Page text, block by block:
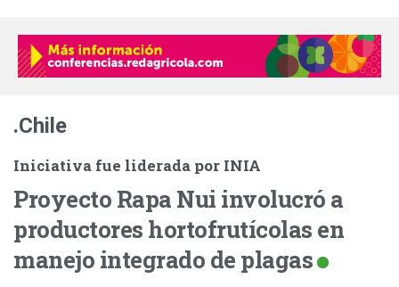
.Chile
Iniciativa fue liderada por INIA
Proyecto Rapa Nui involucró a
productores hortofrutícolas en
manejo integrado de plagas